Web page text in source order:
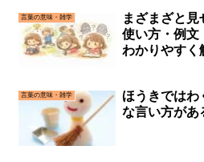
言葉の意味・雑学
まざまざと見
使い方・例文
わかりやすく
言葉の意味・雑学
ほうきではわ
な言い方があ